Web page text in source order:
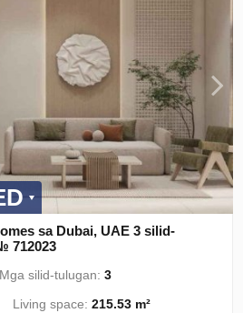
sa Dubai, UAE 3 silid-
712023
Mga silid-tulugan:3
Living space:215.53 m²